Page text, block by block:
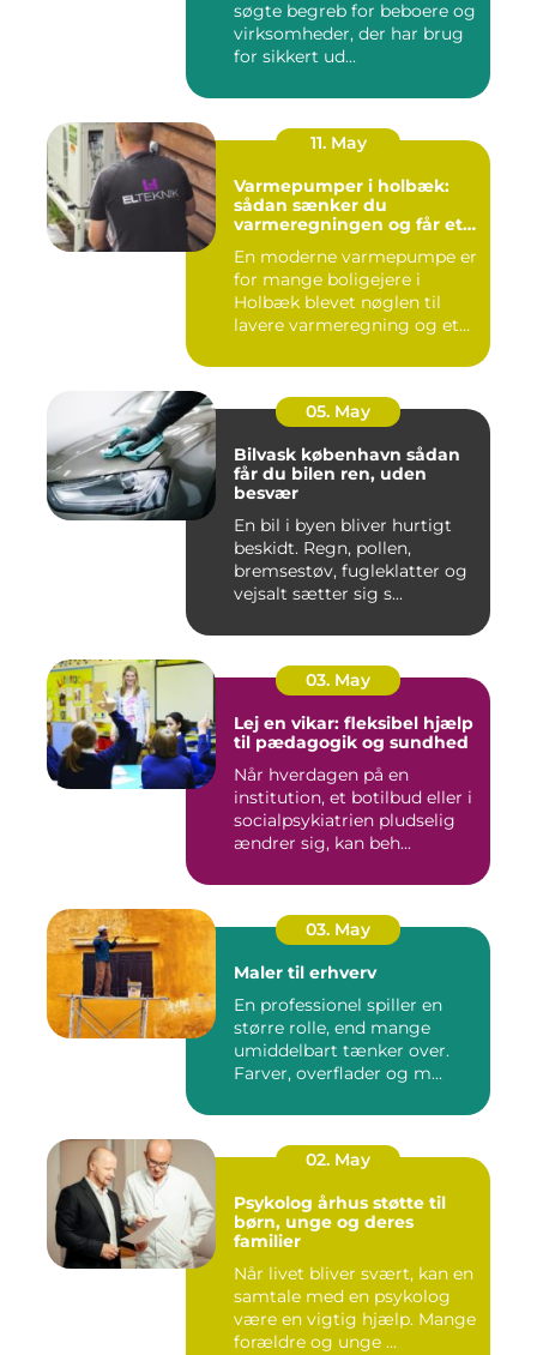
søgte begreb for beboere og
virksomheder, der har brug
for sikkert ud...
11. May
Varmepumper i holbæk:
sådan sænker du
varmeregningen og får et
En moderne varmepumpe er
for mange boligejere i
Holbæk blevet nøglen til
lavere varmeregning og et
05. May
Bilvask københavn sådan
får du bilen ren, uden
besvær
En bil i byen bliver hurtigt
beskidt. Regn, pollen,
bremsestøv, fugleklatter og
vejsalt sætter sig s...
03. May
Lej en vikar: fleksibel hjælp
til pædagogik og sundhed
Når hverdagen på en
institution, et botilbud eller i
socialpsykiatrien pludselig
ændrer sig, kan beh...
03. May
Maler til erhverv
En professionel spiller en
større rolle, end mange
umiddelbart tænker over.
Farver, overflader og m...
02. May
Psykolog århus støtte til
børn, unge og deres
familier
Når livet bliver svært, kan en
samtale med en psykolog
være en vigtig hjælp. Mange
forældre og unge ...